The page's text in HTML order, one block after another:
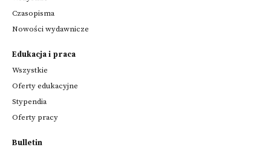
Czasopisma
Nowości wydawnicze
Edukacja i praca
Wszystkie
Oferty edukacyjne
Stypendia
Oferty pracy
Bulletin